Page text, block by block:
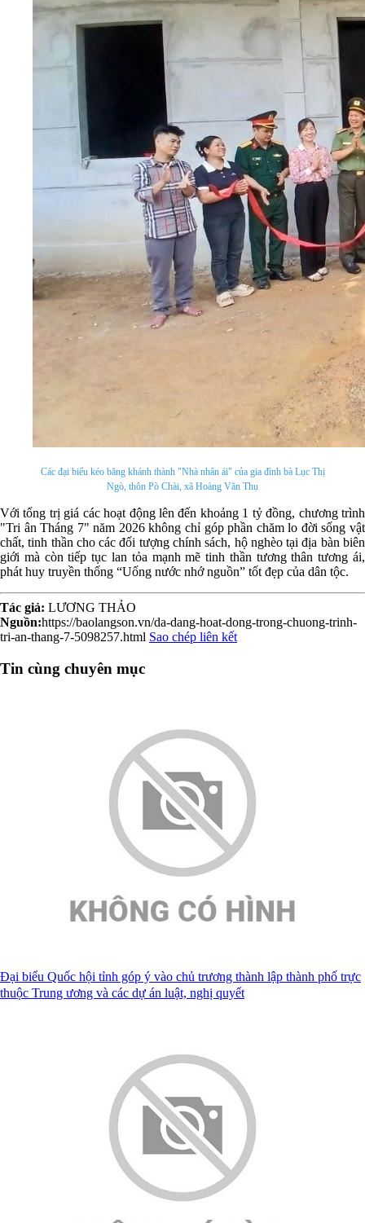
Các đại biểu kéo băng khánh thành "Nhà nhân ái" của gia đình bà Lục Thị
Ngò, thôn Pò Chài, xã Hoàng Văn Thụ
Với tổng trị giá các hoạt động lên đến khoảng 1 tỷ đồng, chương trình
"Tri ân Tháng 7" năm 2026 không chỉ góp phần chăm lo đời sống vật
chất, tinh thần cho các đối tượng chính sách, hộ nghèo tại địa bàn biên
giới mà còn tiếp tục lan tỏa mạnh mẽ tinh thần tương thân tương ái,
phát huy truyền thống “Uống nước nhớ nguồn” tốt đẹp của dân tộc.
Tác giả: LƯƠNG THẢO
Nguồn:https://baolangson.vn/da-dang-hoat-dong-trong-chuong-trinh-
tri-an-thang-7-5098257.html Sao chép liên kết
Tin cùng chuyên mục
Đại biểu Quốc hội tỉnh góp ý vào chủ trương thành lập thành phố trực
thuộc Trung ương và các dự án luật, nghị quyết